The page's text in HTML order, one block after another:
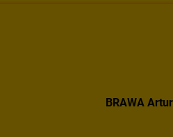
BRAWA